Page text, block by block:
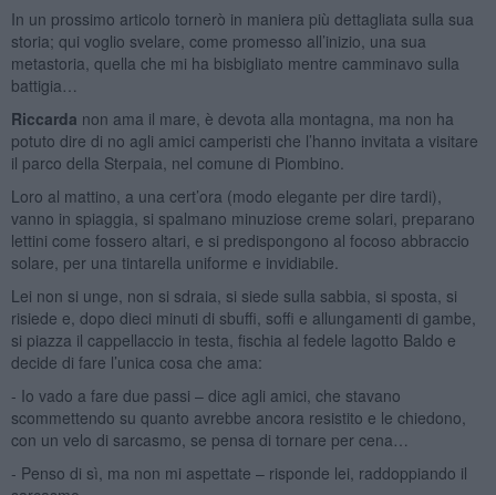
In un prossimo articolo tornerò in maniera più dettagliata sulla sua
storia; qui voglio svelare, come promesso all’inizio, una sua
metastoria, quella che mi ha bisbigliato mentre camminavo sulla
battigia…
Riccarda non ama il mare, è devota alla montagna, ma non ha
potuto dire di no agli amici camperisti che l’hanno invitata a visitare
il parco della Sterpaia, nel comune di Piombino.
Loro al mattino, a una cert’ora (modo elegante per dire tardi),
vanno in spiaggia, si spalmano minuziose creme solari, preparano
lettini come fossero altari, e si predispongono al focoso abbraccio
solare, per una tintarella uniforme e invidiabile.
Lei non si unge, non si sdraia, si siede sulla sabbia, si sposta, si
risiede e, dopo dieci minuti di sbuffi, soffi e allungamenti di gambe,
si piazza il cappellaccio in testa, fischia al fedele lagotto Baldo e
decide di fare l’unica cosa che ama:
- Io vado a fare due passi – dice agli amici, che stavano
scommettendo su quanto avrebbe ancora resistito e le chiedono,
con un velo di sarcasmo, se pensa di tornare per cena…
- Penso di sì, ma non mi aspettate – risponde lei, raddoppiando il